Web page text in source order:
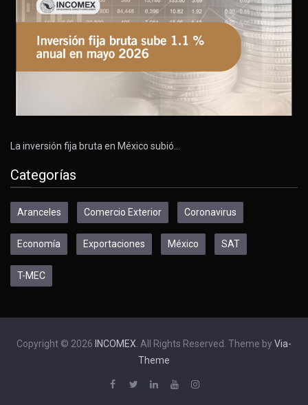
La inversión fija bruta en México subió…
Categorías
Aranceles Comercio Exterior Coronavirus
Economía Exportaciones México SAT
T-MEC
Copyright © 2026 INCOMEX . All Rights Reserved. Theme by Via-
Theme